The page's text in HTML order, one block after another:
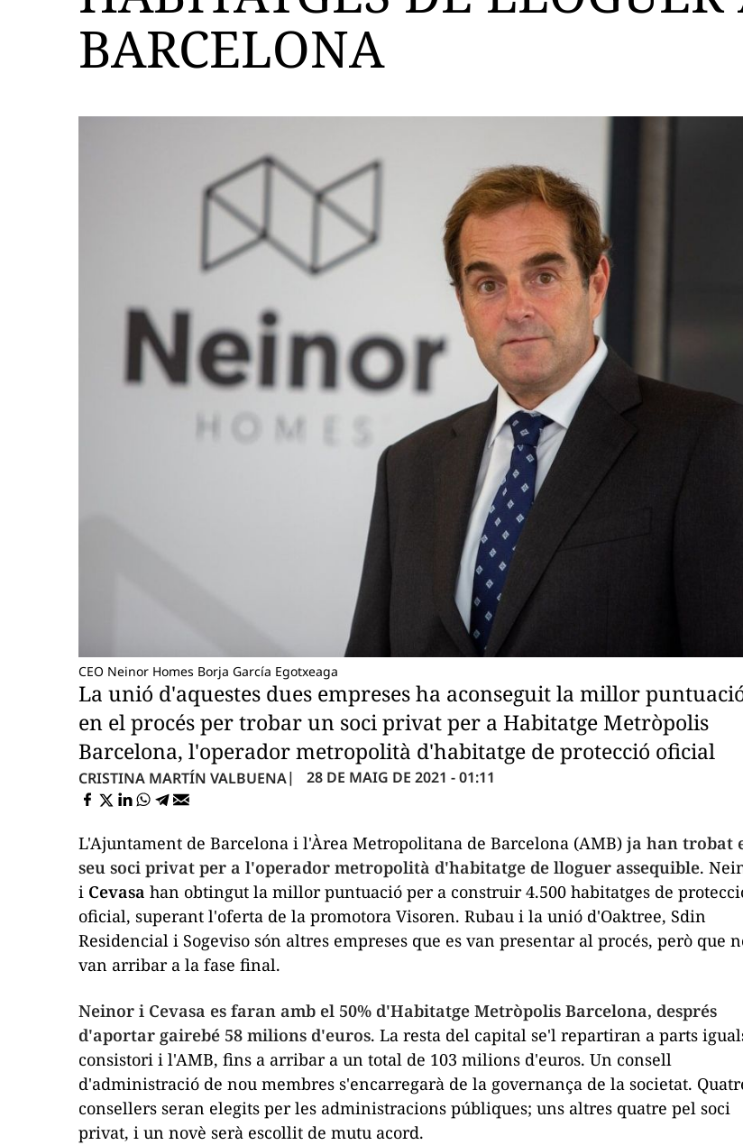
BARCELONA
CEO Neinor Homes Borja García Egotxeaga
La unió d'aquestes dues empreses ha aconseguit la millor
en el procés per trobar un soci privat per a Habitatge Metròpolis
Barcelona, l'operador metropolità d'habitatge de protecció oficial
CRISTINA MARTÍN VALBUENA 28 DE MAIG DE 2021 - 01:11
L'Ajuntament de Barcelona i l'Àrea Metropolitana de Barcelona (AMB) ja han trobat
seu soci privat per a l'operador metropolità d'habitatge de lloguer assequible.
i Cevasa han obtingut la millor puntuació per a construir 4.500 habitatges de
oficial, superant l'oferta de la promotora Visoren. Rubau i la unió d'Oaktree, Sdin
Residencial i Sogeviso són altres empreses que es van presentar al procés, però que
van arribar a la fase final.
Neinor i Cevasa es faran amb el 50% d'Habitatge Metròpolis Barcelona, després
d'aportar gairebé 58 milions d'euros. La resta del capital se'l repartiran a parts
consistori i l'AMB, fins a arribar a un total de 103 milions d'euros. Un consell
d'administració de nou membres s'encarregarà de la governança de la societat.
consellers seran elegits per les administracions públiques; uns altres quatre pel soci
privat, i un novè serà escollit de mutu acord.